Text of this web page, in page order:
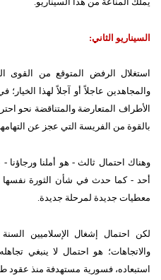
السيناريو الثاني:
استغلال الرفض المتوقع من القوى
والمجاهدين عاجلاً أو آجلاً لهذا
الأطراف المتعارضة والمتناقضة نحو
بالقوة من الفريسة التي عجز عن
وهناك احتمال ثالث - هو أملنا
أحد - كما حدث في شأن الثورة نفسها
معطيات جديدة لمرحلة جديدة.
لكن احتمال إشغال الإسلاميين
والاتجاهات؛ هو احتمال لا ينبغي
استبعاده، فسورية مستهدفة منذ عقود